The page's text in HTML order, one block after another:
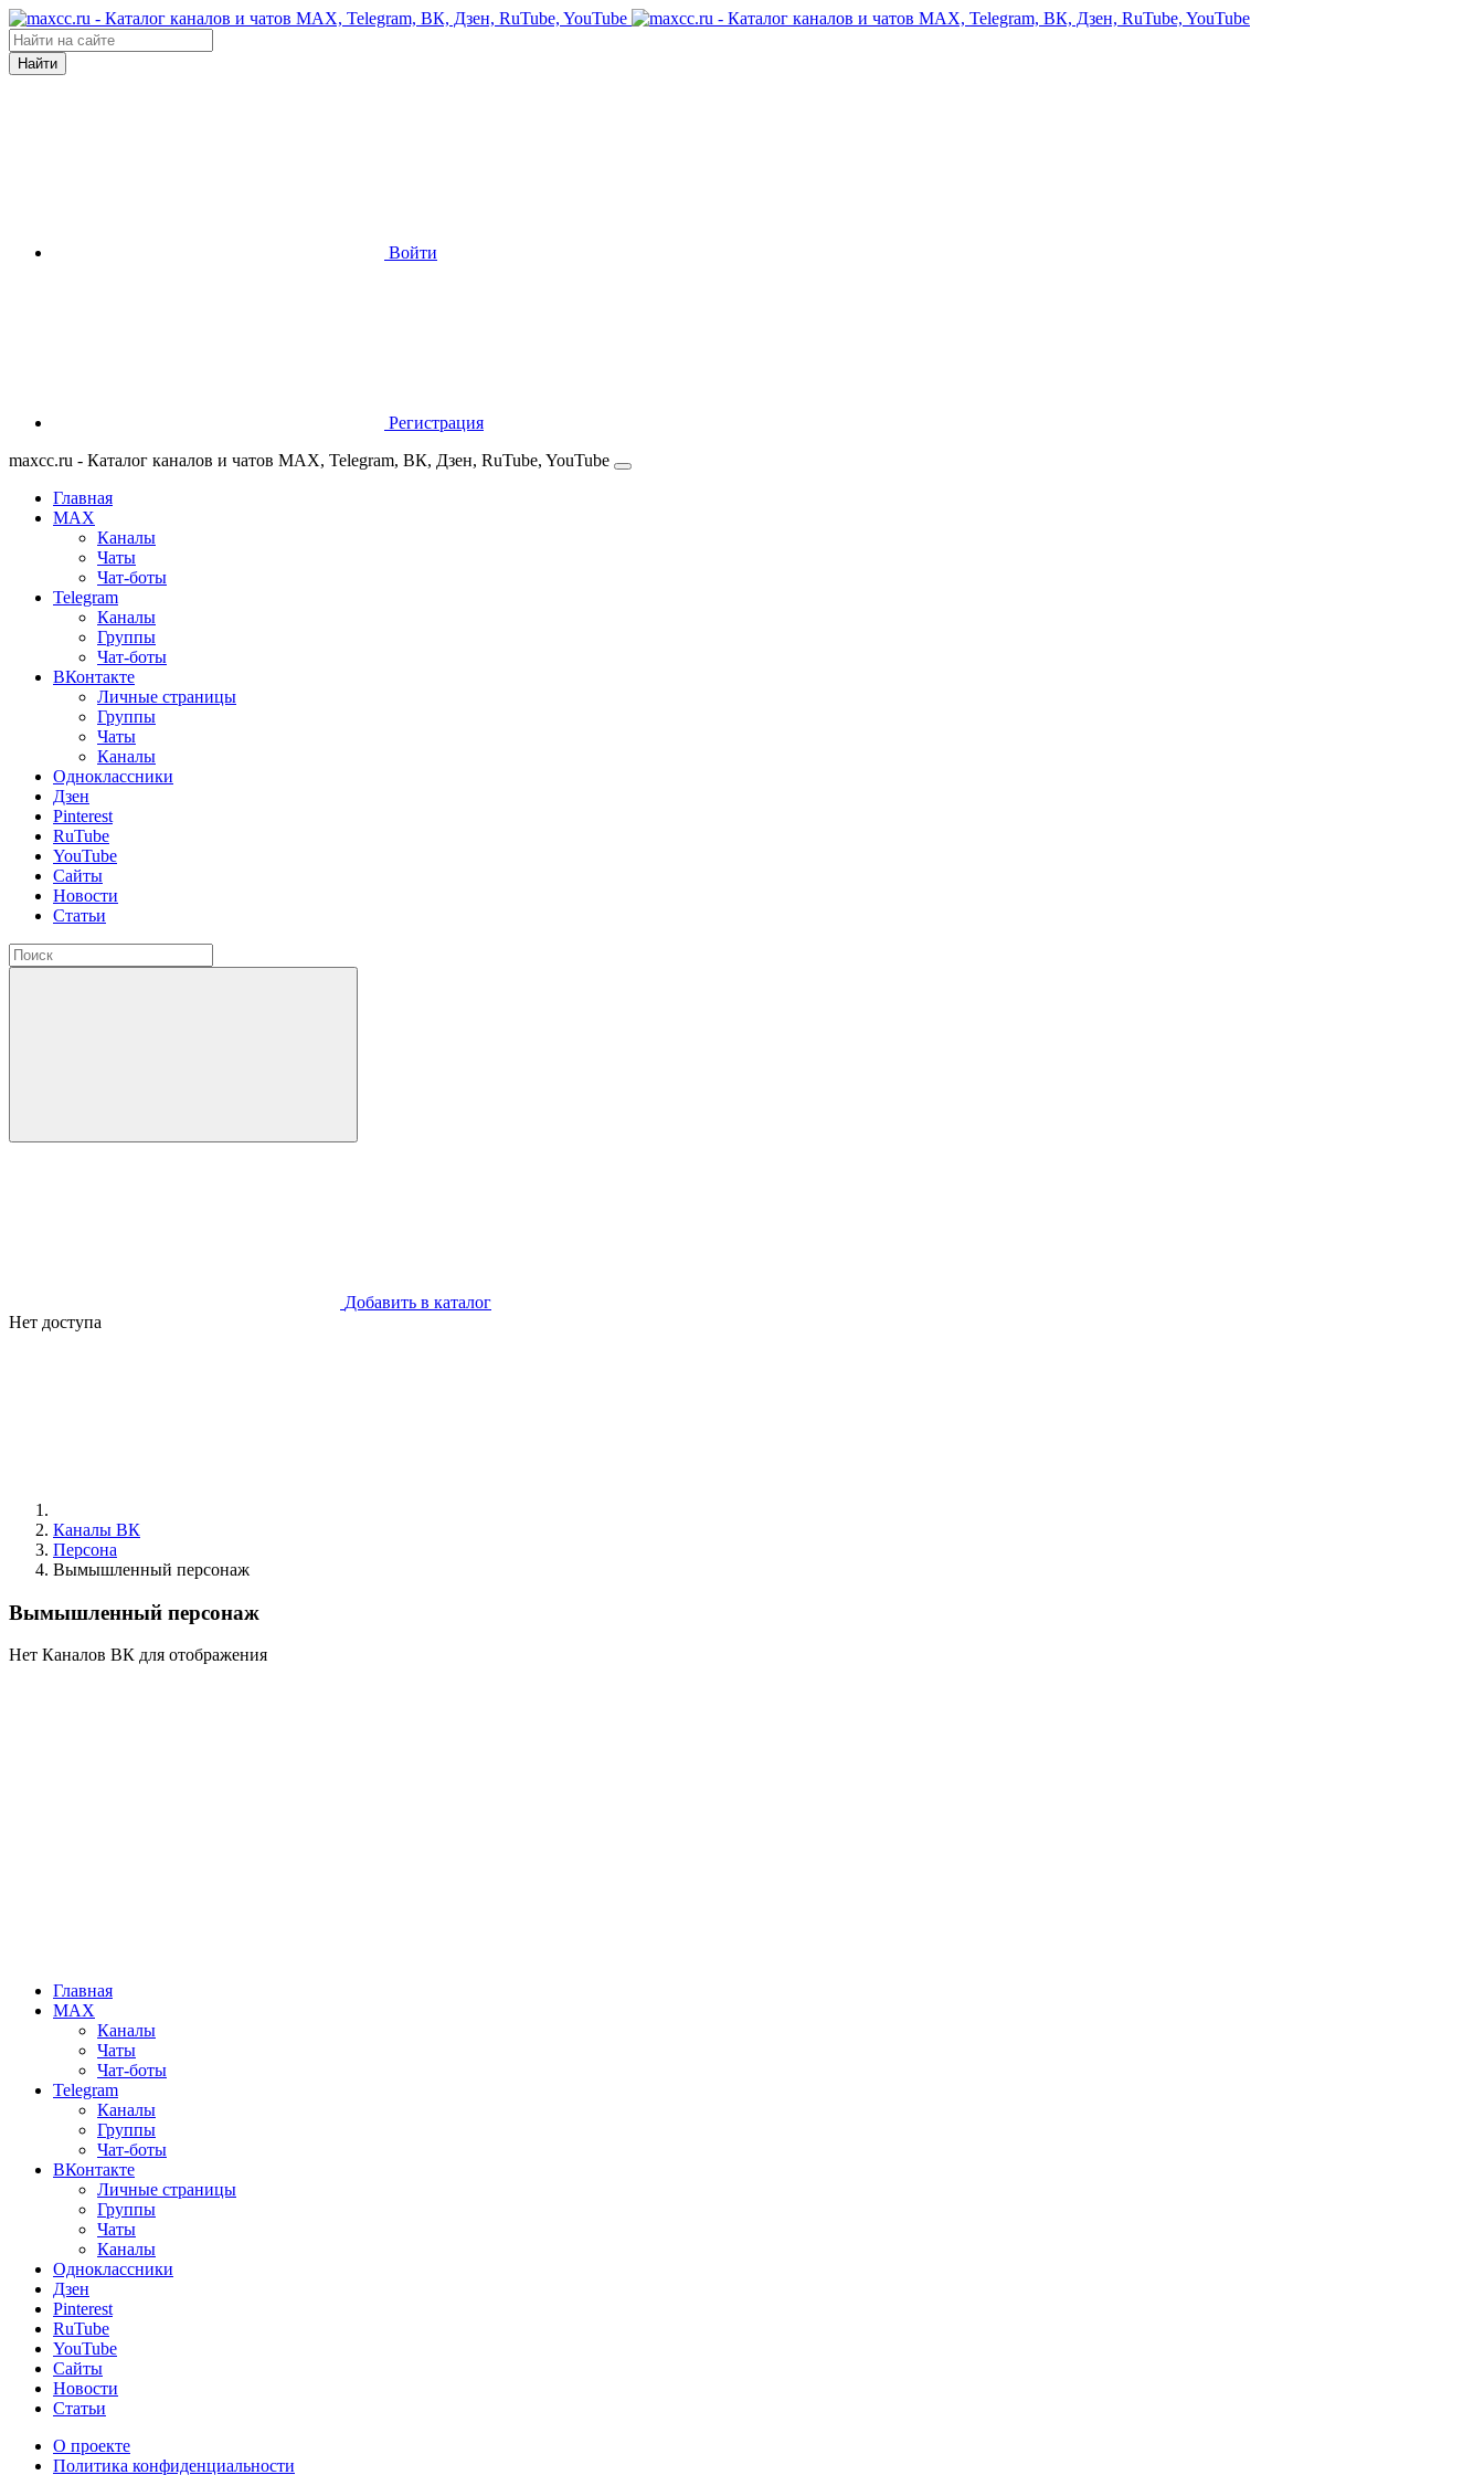
Найти
Войти
Регистрация
maxcc.ru - Каталог каналов и чатов MAX, Telegram, ВК, Дзен, RuTube, YouTube
Главная
MAX
Каналы
Чаты
Чат-боты
Telegram
Каналы
Группы
Чат-боты
ВКонтакте
Личные страницы
Группы
Чаты
Каналы
Одноклассники
Дзен
Pinterest
RuTube
YouTube
Сайты
Новости
Статьи
Добавить в каталог
Нет доступа
Каналы ВК
Персона
Вымышленный персонаж
Вымышленный персонаж
Нет Каналов ВК для отображения
Главная
MAX
Каналы
Чаты
Чат-боты
Telegram
Каналы
Группы
Чат-боты
ВКонтакте
Личные страницы
Группы
Чаты
Каналы
Одноклассники
Дзен
Pinterest
RuTube
YouTube
Сайты
Новости
Статьи
О проекте
Политика конфиденциальности